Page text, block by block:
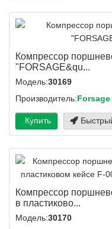
Компрессор
"FORSAGE&qu...
Модель:30169
Производитель:Forsage
Купить
Компрессор
в пластиково...
Модель:30170